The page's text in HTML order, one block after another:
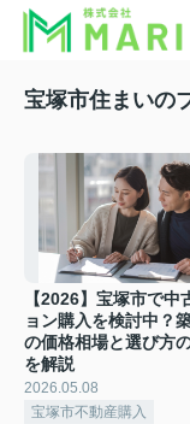
宝塚市住まいの
【2026】宝塚市で中
ョン購入を検討中？
の価格相場と選び方
を解説
2026.05.08
宝塚市不動産購入